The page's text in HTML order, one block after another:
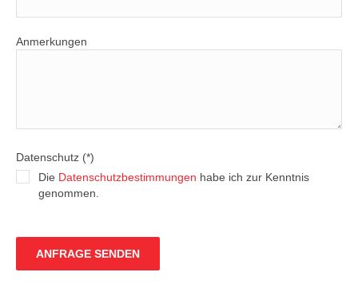
Anmerkungen
Datenschutz (*)
Die Datenschutzbestimmungen habe ich zur Kenntnis
genommen.